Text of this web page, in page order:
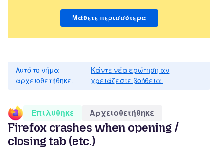
Μάθετε περισσότερα
Αυτό το νήμα
αρχειοθετήθηκε.
Κάντε νέα ερώτηση αν
χρειάζεστε βοήθεια.
Επιλύθηκε Αρχειοθετήθηκε
Firefox crashes when opening /
closing tab (etc.)